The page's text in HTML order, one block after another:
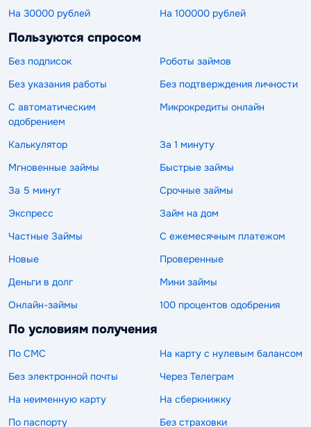
На 30000 рублей
На 100000 рублей
Пользуются спросом
Без подписок
Роботы займов
Без указания работы
Без подтверждения личности
С автоматическим
одобрением
Микрокредиты онлайн
Калькулятор
За 1 минуту
Мгновенные займы
Быстрые займы
За 5 минут
Срочные займы
Экспресс
Займ на дом
Частные Займы
С ежемесячным платежом
Новые
Проверенные
Деньги в долг
Мини займы
Онлайн-займы
100 процентов одобрения
По условиям получения
По СМС
На карту с нулевым балансом
Без электронной почты
Через Телеграм
На неименную карту
На сберкнижку
По паспорту
Без страховки